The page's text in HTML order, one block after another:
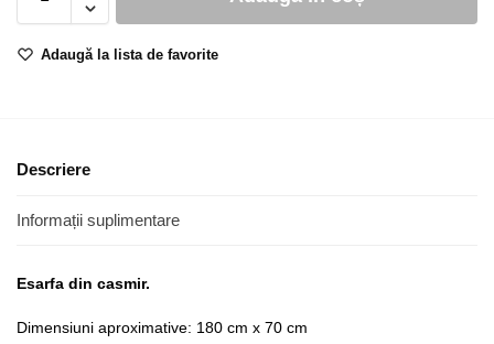
Adaugă la lista de favorite
Descriere
Informații suplimentare
Esarfa din casmir.
Dimensiuni aproximative: 180 cm x 70 cm